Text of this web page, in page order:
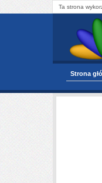
Ta strona
Strona